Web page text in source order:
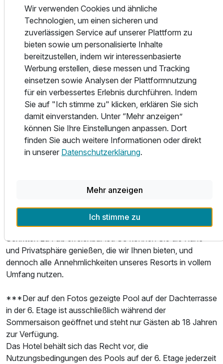
Juniorsuite/n
2 Erwachsene und 2 Kinder
Ausstattung
p.P. ab406,00 €
Atmosphäre, die Ihnen hilft, den Stress des Alltags hinter
sich zu lassen. Spüren Sie den Rausch der Endorphine und
tanken Sie neue Energie.
Am Abend können Sie auf unserer Terrasse mit
atemberaubendem Meerblick die Ostsee bewundern,
während Sie ein Glas Bier aus unserer hauseigenen
Brauerei Albrecht genießen. Für Bierliebhaber bieten wir
auch die Möglichkeit, unsere Brauerei zu besichtigen, bei
der Sie Einblicke in den Brauprozess erhalten und
verschiedene, eigens hergestellte Biersorten verkosten
können.
das Restaurant sowie die exklusiven Junior Suiten, die
Standardzimmer gebucht haben, wohnen im zweiten
Gebäude, das etwa 30 Meter entfernt liegt und in wenigen
Schritten zu Fuß erreichbar ist. So können Sie die Ruhe
und Privatsphäre genießen, die wir Ihnen bieten, und
dennoch alle Annehmlichkeiten unseres Resorts in vollem
Umfang nutzen.
***Der auf den Fotos gezeigte Pool auf der Dachterrasse
in der 6. Etage ist ausschließlich während der
Sommersaison geöffnet und steht nur Gästen ab 18 Jahren
zur Verfügung.
Das Hotel behält sich das Recht vor, die
Nutzungsbedingungen des Pools auf der 6. Etage jederzeit
Wir verwenden Cookies und ähnliche
Technologien, um einen sicheren und
zuverlässigen Service auf unserer Plattform zu
bieten sowie um personalisierte Inhalte
bereitzustellen, indem wir interessenbasierte
Werbung erstellen, diese messen und Tracking
einsetzen sowie Analysen der Plattformnutzung
für ein verbessertes Erlebnis durchführen. Indem
Sie auf "Ich stimme zu" klicken, erklären Sie sich
damit einverstanden. Unter “Mehr anzeigen”
können Sie Ihre Einstellungen anpassen. Dort
finden Sie auch weitere Informationen oder direkt
in unserer Datenschutzerklärung.
Mehr anzeigen
Ich stimme zu